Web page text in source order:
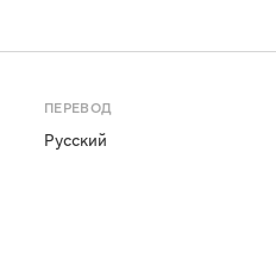
ПЕРЕВОД
Русский